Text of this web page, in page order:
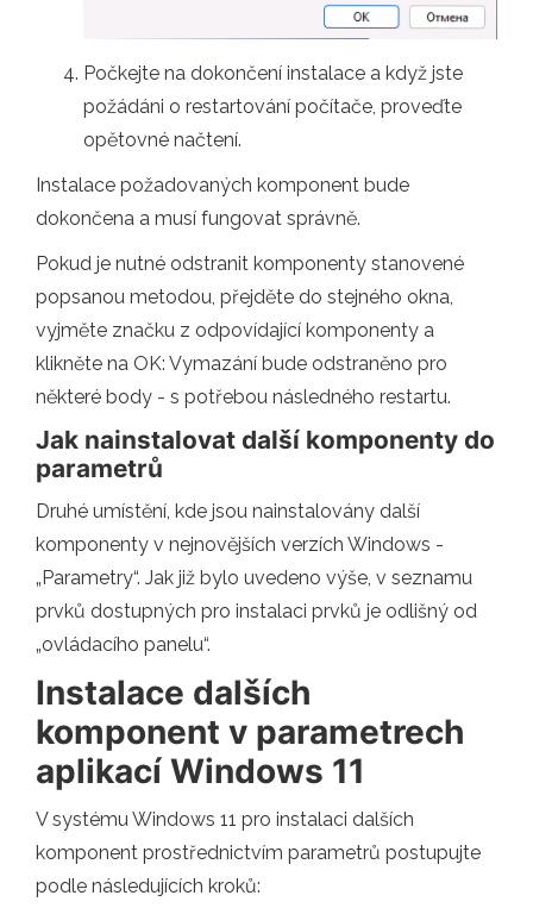
Počkejte na dokončení instalace a když jste
požádáni o restartování počítače, proveďte
opětovné načtení.
Instalace požadovaných komponent bude
dokončena a musí fungovat správně.
Pokud je nutné odstranit komponenty stanovené
popsanou metodou, přejděte do stejného okna,
vyjměte značku z odpovídající komponenty a
klikněte na OK: Vymazání bude odstraněno pro
některé body - s potřebou následného restartu.
Jak nainstalovat další komponenty do
parametrů
Druhé umístění, kde jsou nainstalovány další
komponenty v nejnovějších verzích Windows -
„Parametry“. Jak již bylo uvedeno výše, v seznamu
prvků dostupných pro instalaci prvků je odlišný od
„ovládacího panelu“.
Instalace dalších
komponent v parametrech
aplikací Windows 11
V systému Windows 11 pro instalaci dalších
komponent prostřednictvím parametrů postupujte
podle následujících kroků: